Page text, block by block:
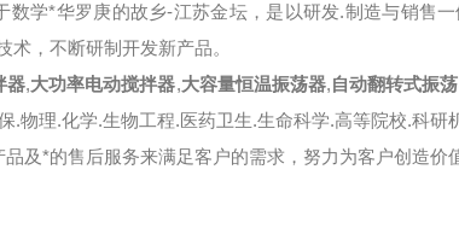
数学*华罗庚的故乡-江苏金坛，是以研发.制造与销售
，不断研制开发新产品。
器,大功率电动搅拌器,大容量恒温振荡器,自动翻转式振
.物理.化学.生物工程.医药卫生.生命科学.高等院校.科研
及*的售后服务来满足客户的需求，努力为客户创造价